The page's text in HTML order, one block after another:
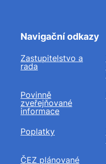
Navigační odkazy
Zastupitelstvo a
rada
Povinně
zveřejňované
informace
Poplatky
ČEZ plánované